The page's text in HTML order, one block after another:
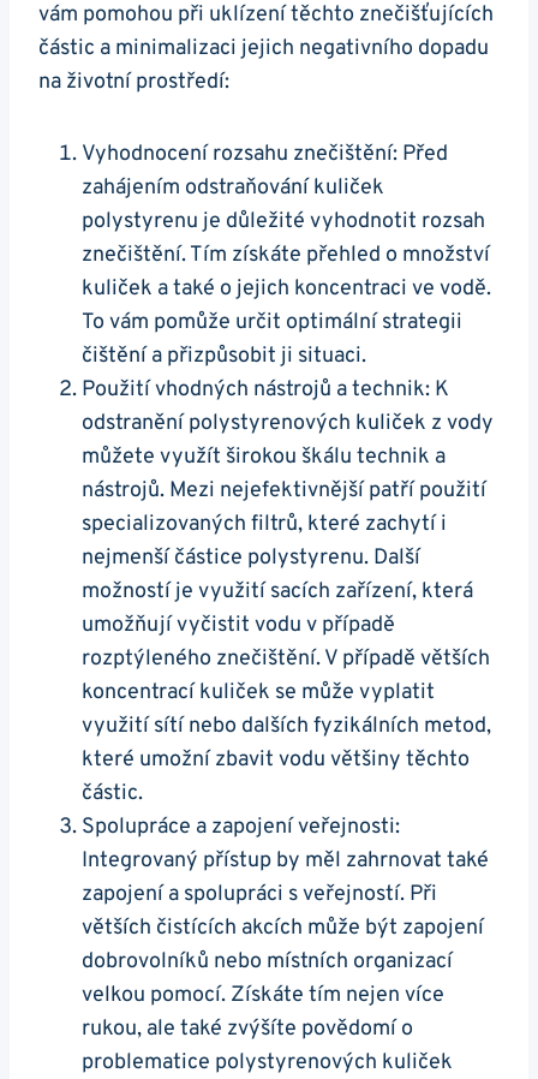
vám pomohou při uklízení těchto znečišťujících
částic a minimalizaci jejich negativního dopadu
na životní prostředí:
Vyhodnocení rozsahu znečištění: Před
zahájením odstraňování kuliček
polystyrenu je důležité vyhodnotit rozsah
znečištění. Tím získáte přehled o množství
kuliček a také o jejich koncentraci ve vodě.
To vám pomůže určit optimální strategii
čištění a přizpůsobit ji situaci.
Použití vhodných nástrojů a technik: K
odstranění polystyrenových kuliček z vody
můžete využít širokou škálu technik a
nástrojů. Mezi nejefektivnější patří použití
specializovaných filtrů, které zachytí i
nejmenší částice polystyrenu. Další
možností je využití sacích zařízení, která
umožňují vyčistit vodu v případě
rozptýleného znečištění. V případě větších
koncentrací kuliček se může vyplatit
využití sítí nebo dalších fyzikálních metod,
které umožní zbavit vodu většiny těchto
částic.
Spolupráce a zapojení veřejnosti:
Integrovaný přístup by měl zahrnovat také
zapojení a spolupráci s veřejností. Při
větších čistících akcích může být zapojení
dobrovolníků nebo místních organizací
velkou pomocí. Získáte tím nejen více
rukou, ale také zvýšíte povědomí o
problematice polystyrenových kuliček